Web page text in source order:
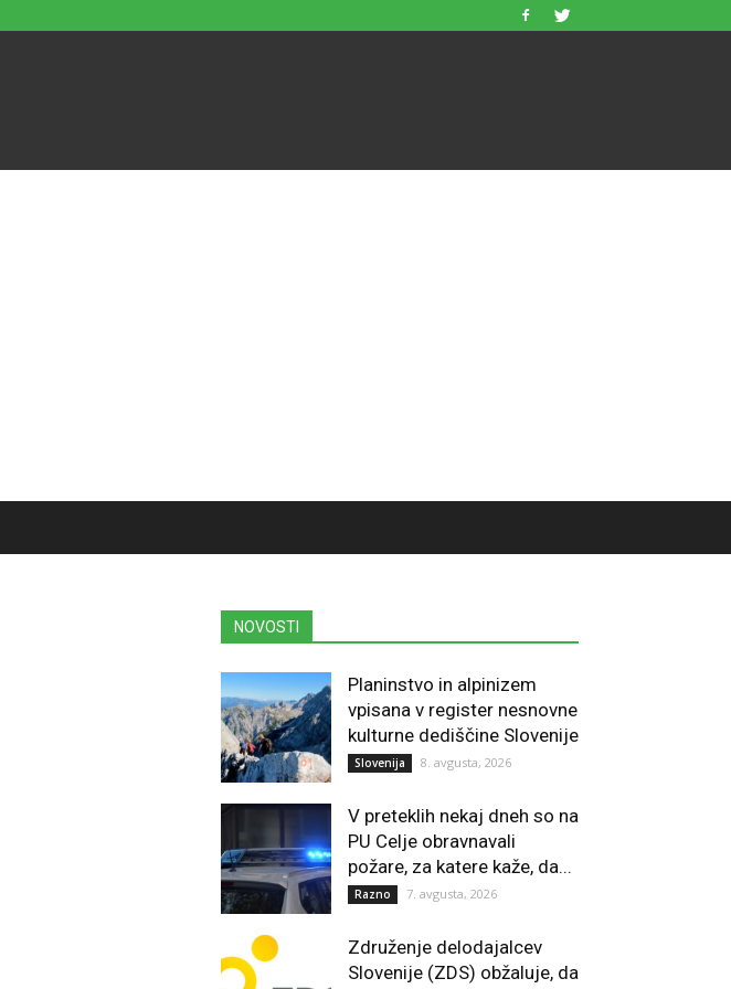
NOVOSTI
Planinstvo in alpinizem
vpisana v register nesnovne
kulturne dediščine Slovenije
Slovenija 8. avgusta, 2026
V preteklih nekaj dneh so na
PU Celje obravnavali
požare, za katere kaže, da...
Razno 7. avgusta, 2026
Združenje delodajalcev
Slovenije (ZDS) obžaluje, da